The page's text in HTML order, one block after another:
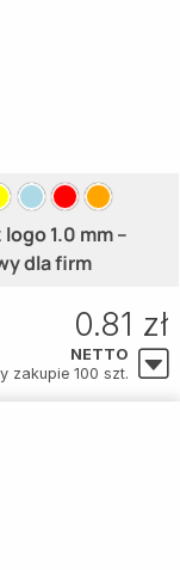
1.0 mm –
dla firm
0.81 zł
NETTO
zakupie 100 szt.